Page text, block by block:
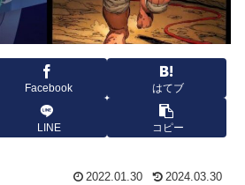
Facebook はてブ
LINE コピー
2022.01.30 2024.03.30